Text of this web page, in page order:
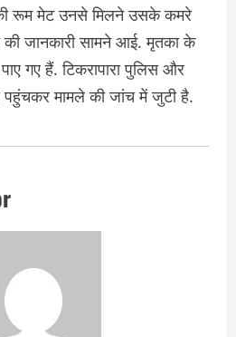
रूम मेट उनसे मिलने उसके कमरे
की जानकारी सामने आई. मृतका के
गए हैं. टिकरापारा पुलिस और
पहुंचकर मामले की जांच में जुटी है.